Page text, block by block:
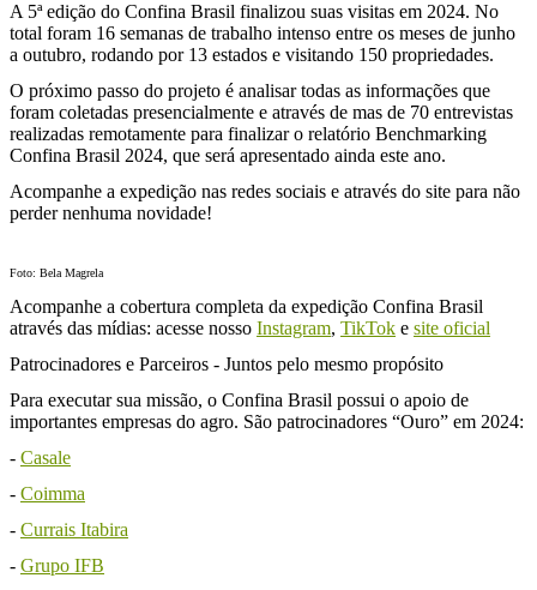
A 5ª edição do Confina Brasil finalizou suas visitas em 2024. No
total foram 16 semanas de trabalho intenso entre os meses de junho
a outubro, rodando por 13 estados e visitando 150 propriedades.
O próximo passo do projeto é analisar todas as informações que
foram coletadas presencialmente e através de mas de 70 entrevistas
realizadas remotamente para finalizar o relatório Benchmarking
Confina Brasil 2024, que será apresentado ainda este ano.
Acompanhe a expedição nas redes sociais e através do site para não
perder nenhuma novidade!
Foto: Bela Magrela
Acompanhe a cobertura completa da expedição Confina Brasil
através das mídias: acesse nosso Instagram, TikTok e site oficial
Patrocinadores e Parceiros - Juntos pelo mesmo propósito
Para executar sua missão, o Confina Brasil possui o apoio de
importantes empresas do agro. São patrocinadores “Ouro” em 2024:
- Casale
- Coimma
- Currais Itabira
- Grupo IFB